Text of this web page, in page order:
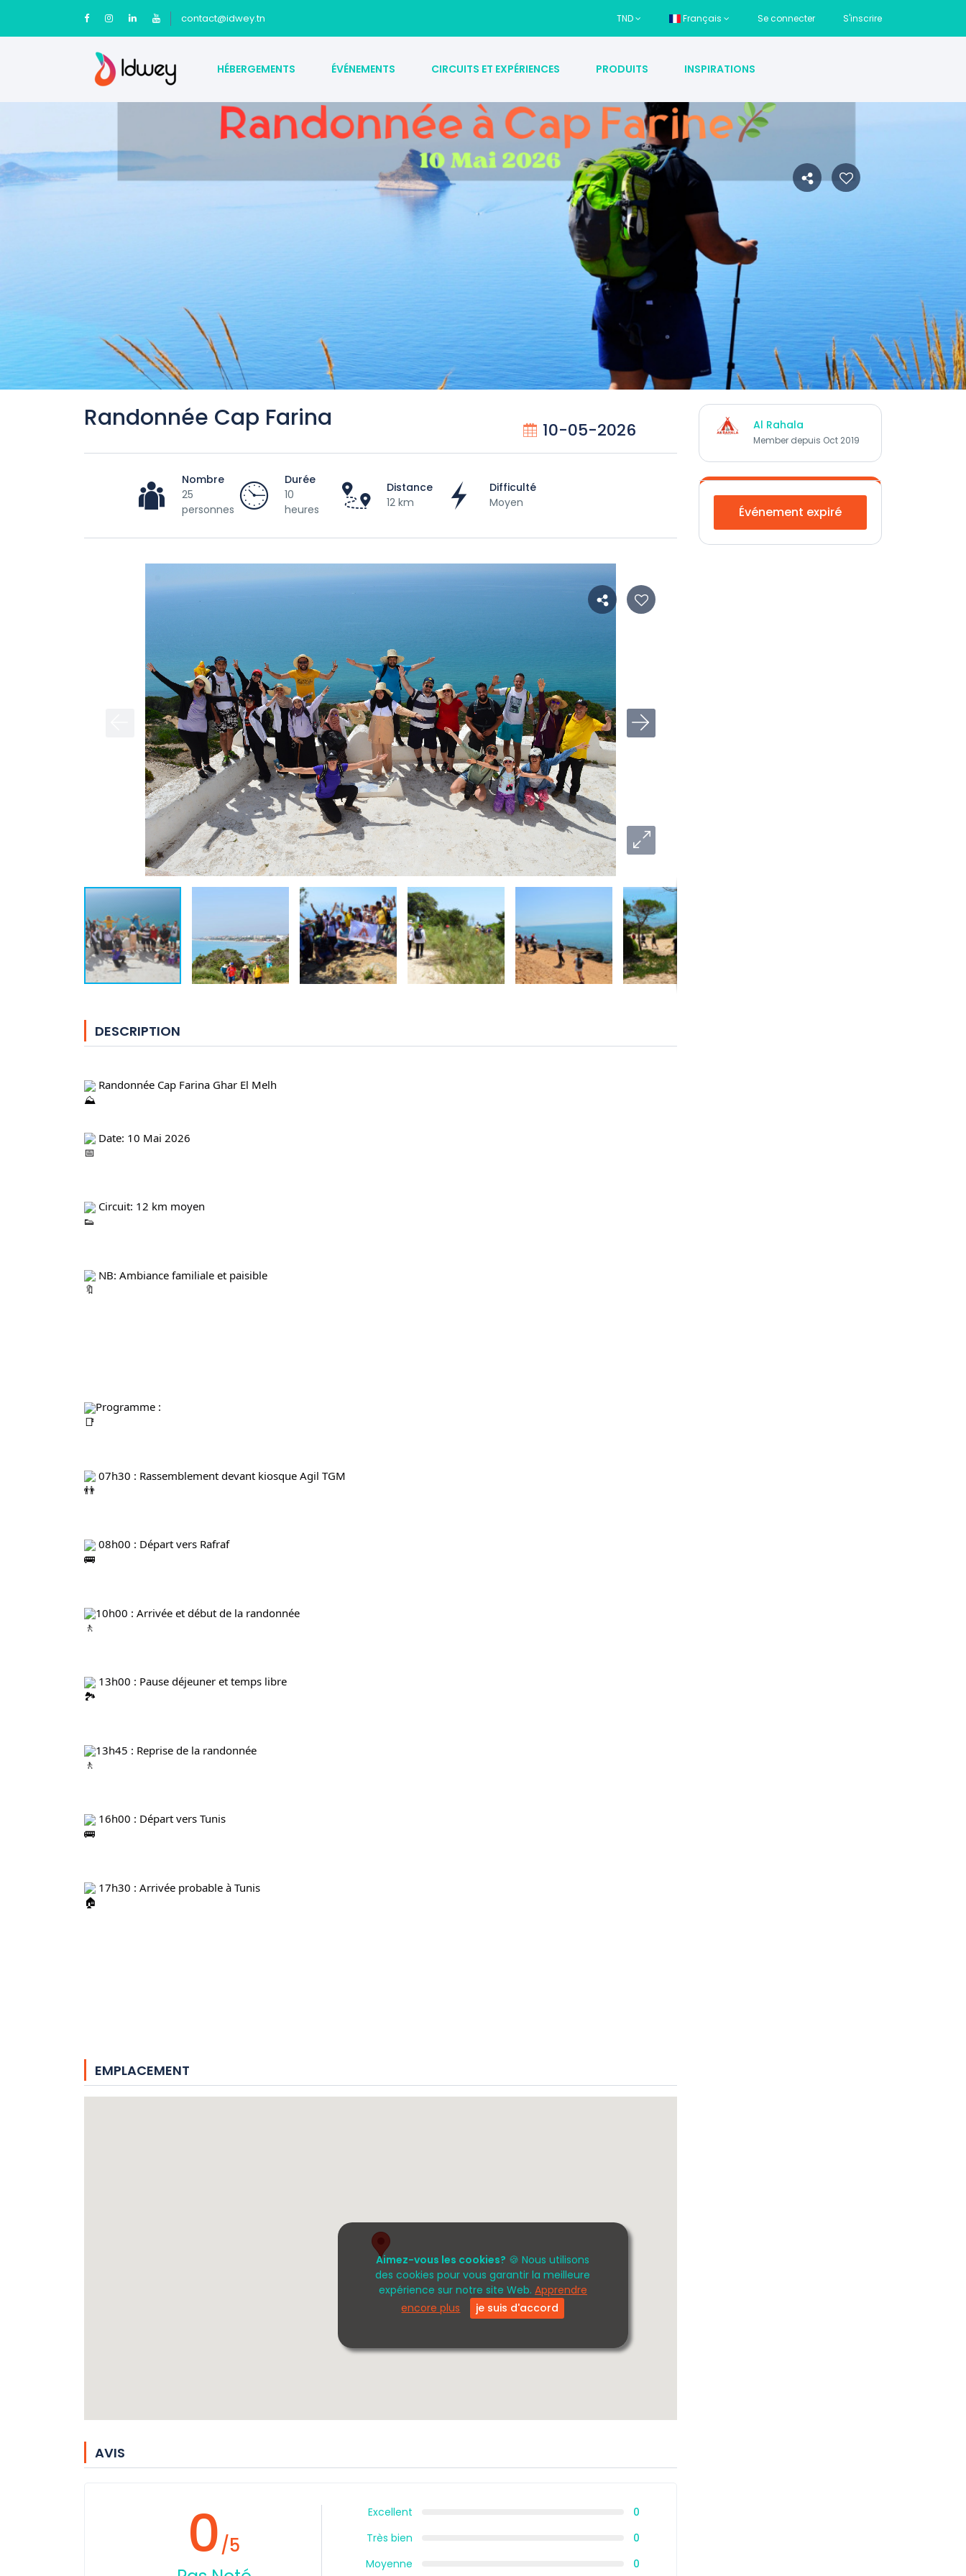
contact@idwey.tn TND Français Se connecter S'inscrire
HÉBERGEMENTS ÉVÉNEMENTS CIRCUITS ET EXPÉRIENCES PRODUITS INSPIRATIONS
Aimez-vous les cookies? 🍪 Nous utilisons
des cookies pour vous garantir la meilleure
expérience sur notre site Web. Apprendre
encore plus
je suis d'accord
Randonnée Cap Farina 10-05-2026
Nombre
25
personnes
Durée
10
heures
Distance
12 km
Difficulté
Moyen
DESCRIPTION
Randonnée Cap Farina Ghar El Melh
Date: 10 Mai 2026
Circuit: 12 km moyen
NB: Ambiance familiale et paisible
Programme :
07h30 : Rassemblement devant kiosque Agil TGM
08h00 : Départ vers Rafraf
10h00 : Arrivée et début de la randonnée
13h00 : Pause déjeuner et temps libre
13h45 : Reprise de la randonnée
16h00 : Départ vers Tunis
17h30 : Arrivée probable à Tunis
EMPLACEMENT
AVIS
0/5
Excellent
0
Très bien
0
Moyenne
0
Al Rahala
Member depuis Oct 2019
Événement expiré